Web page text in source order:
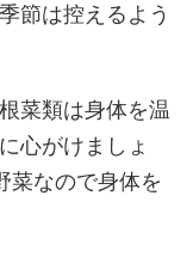
節は控えるよう
菜類は身体を温
心がけましょ
菜なので身体を